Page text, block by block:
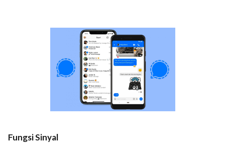
Fungsi Sinyal